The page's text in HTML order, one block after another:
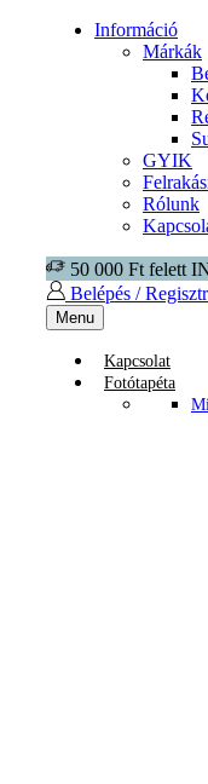
Információ
Márkák
GYIK
Rólunk
50 000 Ft felett
Belépés /
Menu
Kapcsolat
Fotótapéta